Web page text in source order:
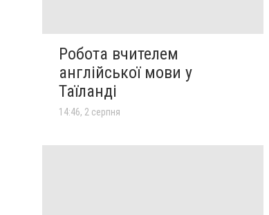
Робота вчителем
англійської мови у
Таїланді
14:46, 2 серпня